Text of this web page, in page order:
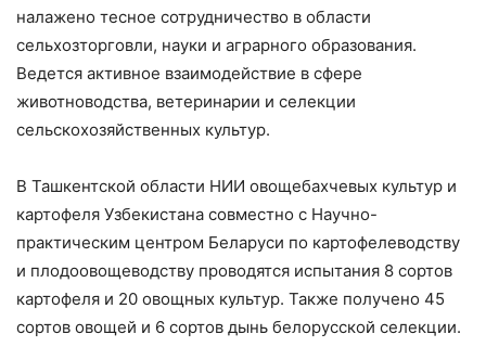
налажено тесное сотрудничество в области
сельхозторговли, науки и аграрного образования.
Ведется активное взаимодействие в сфере
животноводства, ветеринарии и селекции
сельскохозяйственных культур.
В Ташкентской области НИИ овощебахчевых культур и
картофеля Узбекистана совместно с Научно-
практическим центром Беларуси по картофелеводству
и плодоовощеводству проводятся испытания 8 сортов
картофеля и 20 овощных культур. Также получено 45
сортов овощей и 6 сортов дынь белорусской селекции.